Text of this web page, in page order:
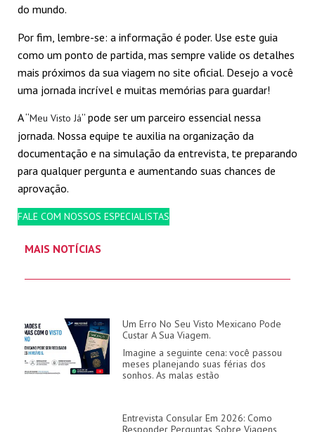
do mundo.
Por fim, lembre-se: a informação é poder. Use este guia
como um ponto de partida, mas sempre valide os detalhes
mais próximos da sua viagem no site oficial. Desejo a você
uma jornada incrível e muitas memórias para guardar!
A “Meu Visto Já” pode ser um parceiro essencial nessa
jornada. Nossa equipe te auxilia na organização da
documentação e na simulação da entrevista, te preparando
para qualquer pergunta e aumentando suas chances de
aprovação.
FALE COM NOSSOS ESPECIALISTAS
MAIS NOTÍCIAS
Um Erro No Seu Visto Mexicano Pode
Custar A Sua Viagem.
Imagine a seguinte cena: você passou
meses planejando suas férias dos
sonhos. As malas estão
Entrevista Consular Em 2026: Como
Responder Perguntas Sobre Viagens